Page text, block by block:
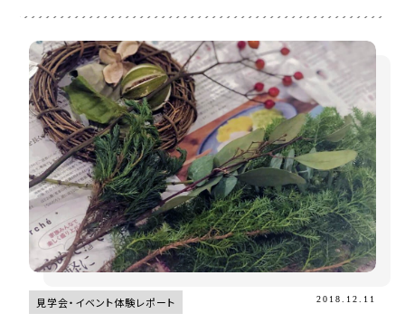
見学会・イベント体験レポート 2018.12.11